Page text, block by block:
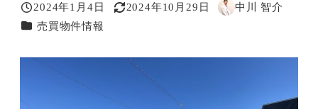
投稿日
2024年1月4日
更新日
2024年10月29日
著
中川 智介
カテゴリー
売買物件情報